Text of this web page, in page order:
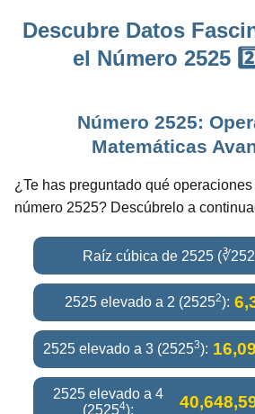
Descubre Datos
el Número 2525
Número 2525:
Matemáticas
¿Te has preguntado qué
número 2525? Descúbrelo a
Raíz cúbica de 2525
2525 elevado a 2 (25252):
2525 elevado a 3 (25253):
2525 elevado a 4
(25254):